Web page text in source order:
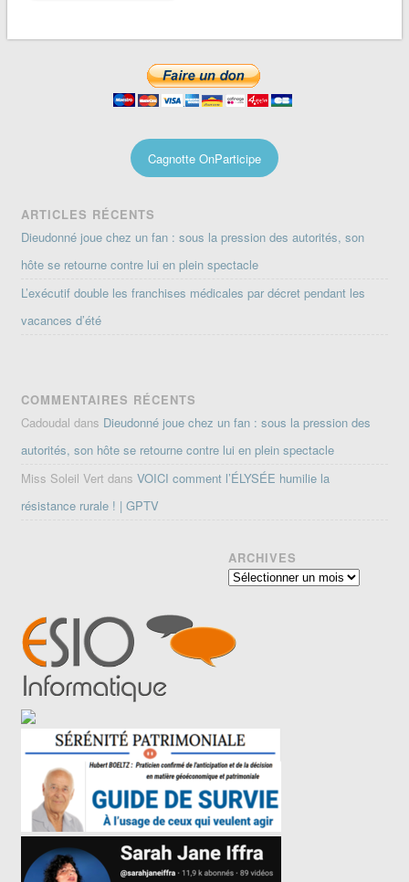
Cagnotte OnParticipe
ARTICLES RÉCENTS
Dieudonné joue chez un fan : sous la pression des autorités, son
hôte se retourne contre lui en plein spectacle
L’exécutif double les franchises médicales par décret pendant les
vacances d’été
COMMENTAIRES RÉCENTS
Cadoudal dans Dieudonné joue chez un fan : sous la pression des
autorités, son hôte se retourne contre lui en plein spectacle
Miss Soleil Vert dansVOICI comment l’ÉLYSÉE humilie la
résistance rurale ! | GPTV
ARCHIVES
Archives